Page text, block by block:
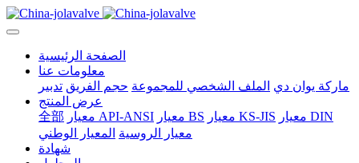
الصفحة الرئيسية
معلومات عنا
ماركة يوان دي الملف الشخصي للمجموعة حجم الفريق تدبير
عرض المنتج
全部
معيار API-ANSI معيار BS معيار KS-JIS
معيار DIN
معيار الروسية المعيار الوطني
شهادة